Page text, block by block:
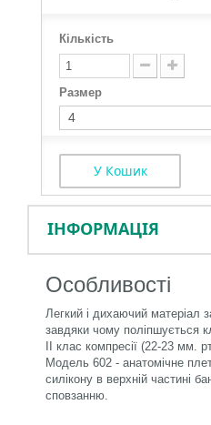
Кількість
Размер
У Кошик
ІНФОРМАЦІЯ
Особливості
Легкий і дихаючий матеріал
завдяки чому поліпшується
II клас компресії (22-23 мм.
Модель 602 - анатомічне
силікону в верхній частині
сповзанню.